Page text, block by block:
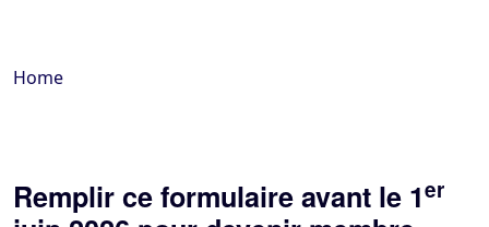
Home
Remplir ce formulaire avant le 1er